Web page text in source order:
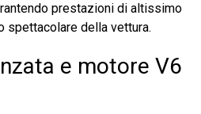
prestazioni di altissimo
spettacolare della vettura.
e motore V6